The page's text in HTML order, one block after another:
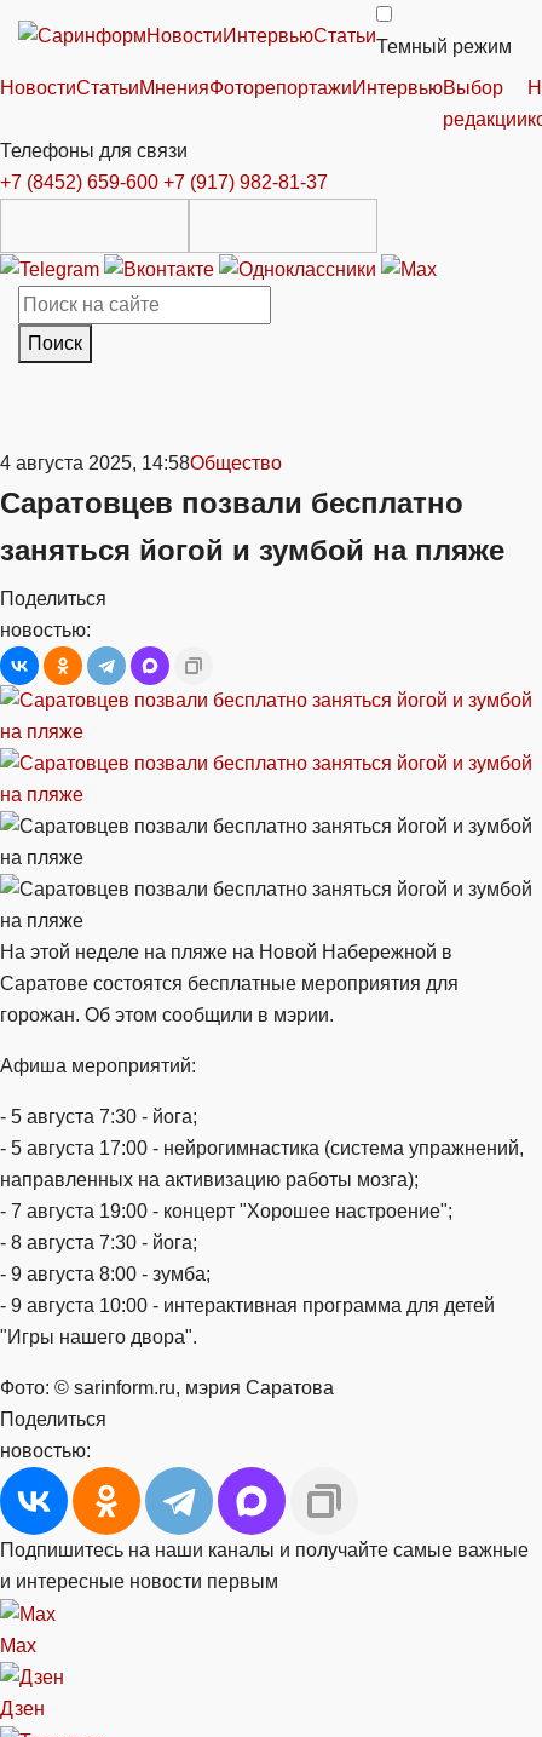
НовостиИнтервьюСтатьи
Темный режим
НовостиСтатьиМненияФоторепортажиИнтервьюВыбор
редакции
Телефоны для связи
+7 (8452) 659-600 +7 (917) 982-81-37
Поиск
4 августа 2025, 14:58Общество
Саратовцев позвали бесплатно
заняться йогой и зумбой на пляже
Поделиться
новостью:
На этой неделе на пляже на Новой Набережной в
Саратове состоятся бесплатные мероприятия для
горожан. Об этом сообщили в мэрии.
Афиша мероприятий:
- 5 августа 7:30 - йога;
- 5 августа 17:00 - нейрогимнастика (система упражнений,
направленных на активизацию работы мозга);
- 7 августа 19:00 - концерт "Хорошее настроение";
- 8 августа 7:30 - йога;
- 9 августа 8:00 - зумба;
- 9 августа 10:00 - интерактивная программа для детей
"Игры нашего двора".
Фото: © sarinform.ru, мэрия Саратова
Поделиться
новостью:
Подпишитесь на наши каналы и получайте самые важные
и интересные новости первым
Max
Дзен